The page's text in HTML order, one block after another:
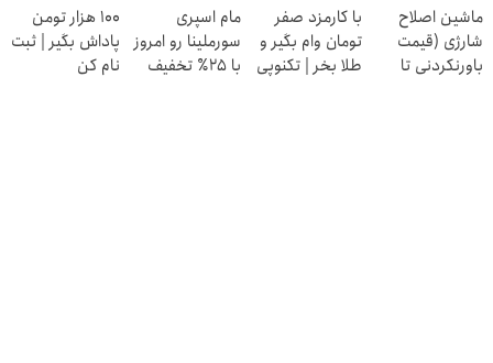
نمیکنی!)
کنی! 👈🏻
پرسش‌نامه
ماشین اصلاح
شارژی (قیمت
باورنکردنی تا
با کارمزد صفر
تومان وام بگیر و
طلا بخر | تکنوپی
مام اسپری
سورملینا رو امروز
با ۲۵٪ تخفیف
100 هزار تومن
پاداش بگیر | ثبت
نام کن